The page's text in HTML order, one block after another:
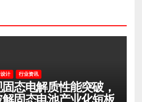
计 行业资讯
态电解质性能突破，